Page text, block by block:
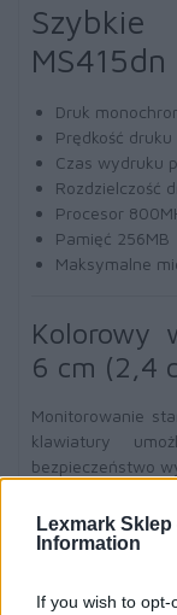
Lexmark Sklep
Information
If you wish to
MS415dn
Druk
Prędkość
Czas wydruku
Rozdzielczość
Procesor
Pamięć 256MB
Maksymalne
Kolorowy
6 cm (2,4
Monitorowanie
klawiatury
bezpieczeństwo
Szybsze